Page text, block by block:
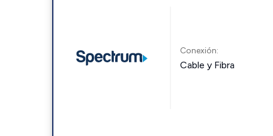
Conexión:
Cable y Fibra